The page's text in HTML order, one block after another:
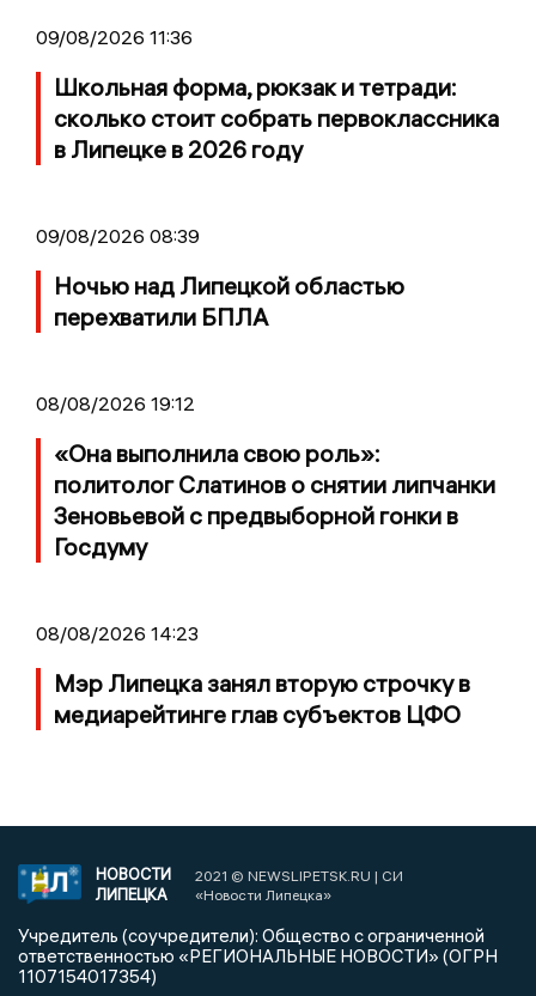
09/08/2026 11:36
Школьная форма, рюкзак и тетради:
сколько стоит собрать первоклассника
в Липецке в 2026 году
09/08/2026 08:39
Ночью над Липецкой областью
перехватили БПЛА
08/08/2026 19:12
«Она выполнила свою роль»:
политолог Слатинов о снятии липчанки
Зеновьевой с предвыборной гонки в
Госдуму
08/08/2026 14:23
Мэр Липецка занял вторую строчку в
медиарейтинге глав субъектов ЦФО
НОВОСТИ
ЛИПЕЦКА
2021 © NEWSLIPETSK.RU | СИ
«Новости Липецка»
Учредитель (соучредители): Общество с ограниченной
ответственностью «РЕГИОНАЛЬНЫЕ НОВОСТИ» (ОГРН
1107154017354)